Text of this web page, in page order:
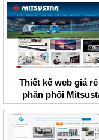
Thiết kế web giá
phân phối